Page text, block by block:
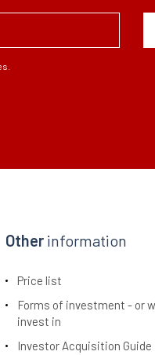
Other information
Price list
Forms of investment - or
invest in
Investor Acquisition Guide